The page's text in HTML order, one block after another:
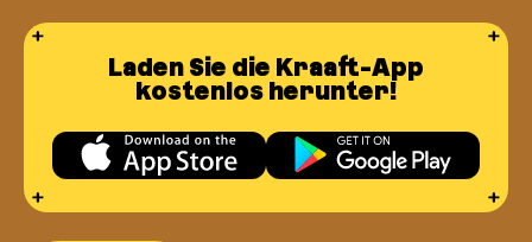
Laden Sie die Kraaft-App
kostenlos herunter!